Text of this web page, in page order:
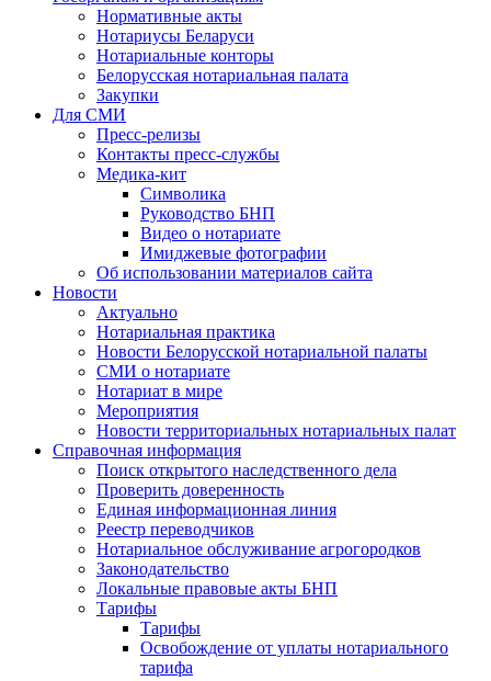
Нормативные акты
Нотариусы Беларуси
Нотариальные конторы
Белорусская нотариальная палата
Закупки
Для СМИ
Пресс-релизы
Контакты пресс-службы
Медика-кит
Символика
Руководство БНП
Видео о нотариате
Имиджевые фотографии
Об использовании материалов сайта
Новости
Актуально
Нотариальная практика
Новости Белорусской нотариальной палаты
СМИ о нотариате
Нотариат в мире
Мероприятия
Новости территориальных нотариальных палат
Справочная информация
Поиск открытого наследственного дела
Проверить доверенность
Единая информационная линия
Реестр переводчиков
Нотариальное обслуживание агрогородков
Законодательство
Локальные правовые акты БНП
Тарифы
Тарифы
Освобождение от уплаты нотариального
тарифа